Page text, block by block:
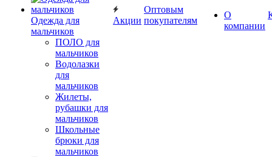
Одежда для
мальчиков
ПОЛО для
мальчиков
Водолазки
для
мальчиков
Жилеты,
рубашки для
мальчиков
Школьные
брюки для
мальчиков
Акции
Оптовым
покупателям
О
компании